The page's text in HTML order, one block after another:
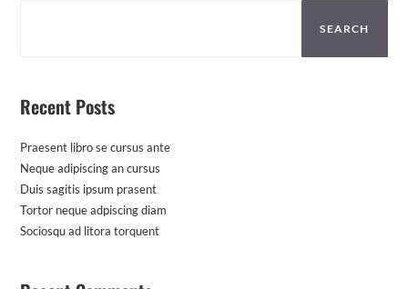
SEARCH
Recent Posts
Praesent libro se cursus ante
Neque adipiscing an cursus
Duis sagitis ipsum prasent
Tortor neque adpiscing diam
Sociosqu ad litora torquent